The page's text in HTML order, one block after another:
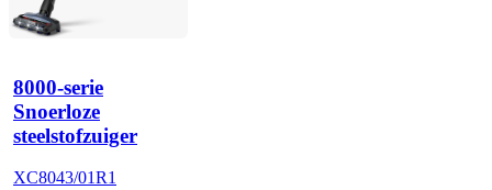
8000-serie
Snoerloze
steelstofzuiger
XC8043/01R1